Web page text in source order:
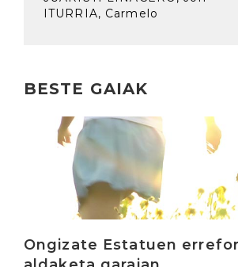
ITURRIA, Carmelo
BESTE GAIAK
Ongizate Estatuen
Irakurri